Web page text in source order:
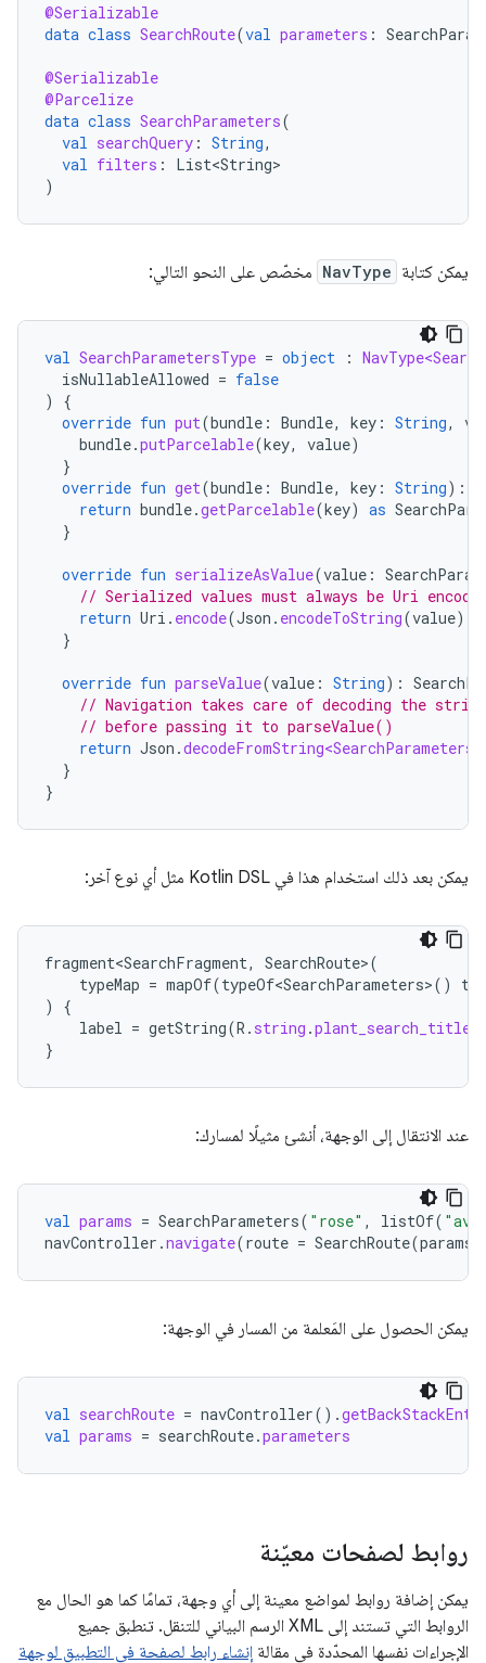
@Serializable
data class SearchRoute(val parameters :
@Serializable
@Parcelize
data class SearchParameters(
val searchQuery : String,
val filters :
List<String>
)
يمكن كتابة NavType مخصّص على النحو التالي:
val SearchParametersType = object :
isNullableAllowed = false
)
{
override fun put(bundle : Bundle, key : String,
bundle.putParcelable(key, value)
}
override fun get(bundle : Bundle, key : String):
return bundle.getParcelable(key) as
}
override fun serializeAsValue(value :
// Serialized values must always be Uri
return Uri . encode(Json . encodeToString(value))
}
override fun parseValue(value : String):
// Navigation takes care of decoding the string
// before passing it to parseValue()
return Json .decodeFromString<SearchParameters>
}
}
يمكن بعد ذلك استخدام هذا في Kotlin DSL مثل أي نوع آخر:
fragment<SearchFragment, SearchRoute>(
typeMap = mapOf(typeOf<SearchParameters>()
to
)
{
label = getString(R . string .plant_search_title
}
عند الانتقال إلى الوجهة، أنشئ مثيلًا لمسارك:
val params = SearchParameters( "rose" , listOf(
navController .navigate(route = SearchRoute(params
يمكن الحصول على المَعلمة من المسار في الوجهة:
val searchRoute = navController().
val params = searchRoute.parameters
روابط لصفحات معيّنة
يمكن إضافة روابط لمواضع معينة إلى أي وجهة، تمامًا كما هو الحال مع
الروابط التي تستند إلى XML الرسم البياني للتنقل. تنطبق جميع
الإجراءات نفسها المحدّدة في مقالة إنشاء رابط لصفحة في التطبيق لوجهة